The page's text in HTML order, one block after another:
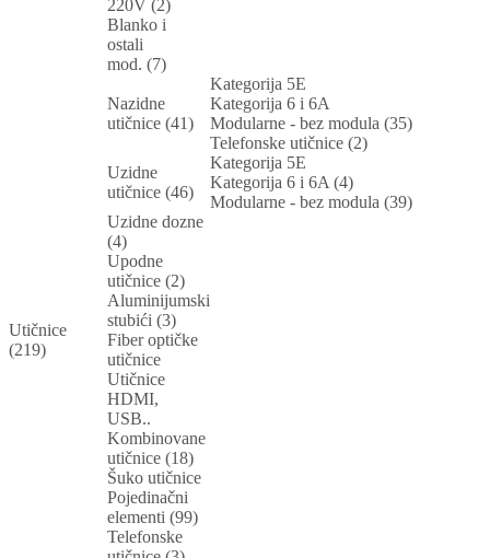
220V (2)
Blanko i
ostali
mod. (7)
Utičnice
(219)
Nazidne
utičnice (41)
Kategorija 5E
Kategorija 6 i 6A
Modularne - bez modula (35)
Telefonske utičnice (2)
Uzidne
utičnice (46)
Kategorija 5E
Kategorija 6 i 6A (4)
Modularne - bez modula (39)
Uzidne dozne
(4)
Upodne
utičnice (2)
Aluminijumski
stubići (3)
Fiber optičke
utičnice
Utičnice
HDMI,
USB..
Kombinovane
utičnice (18)
Šuko utičnice
Pojedinačni
elementi (99)
Telefonske